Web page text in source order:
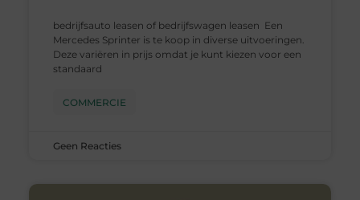
bedrijfsauto leasen of bedrijfswagen leasen Een
Mercedes Sprinter is te koop in diverse uitvoeringen.
Deze variëren in prijs omdat je kunt kiezen voor een
standaard
COMMERCIE
Geen Reacties